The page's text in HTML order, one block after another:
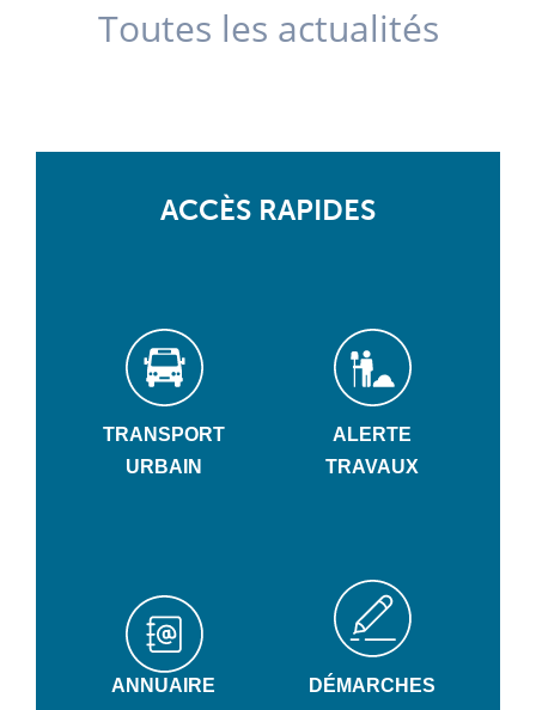
Toutes les actualités
ACCÈS RAPIDES
TRANSPORT
URBAIN
ALERTE
TRAVAUX
ANNUAIRE
DÉMARCHES